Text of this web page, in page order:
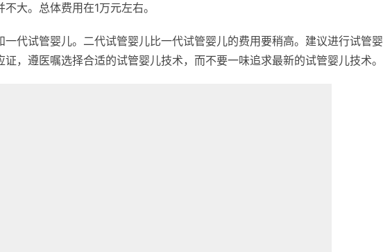
大。总体费用在1万元左右。
代试管婴儿。二代试管婴儿比一代试管婴儿的费用要稍高。建议进行试管
，遵医嘱选择合适的试管婴儿技术，而不要一味追求最新的试管婴儿技术。